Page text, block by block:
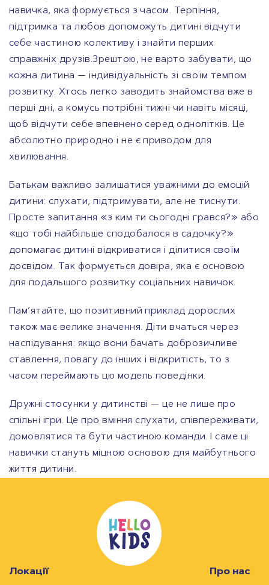
навичка, яка формується з часом. Терпіння,
підтримка та любов допоможуть дитині відчути
себе частиною колективу і знайти перших
справжніх друзів.Зрештою, не варто забувати, що
кожна дитина — індивідуальність зі своїм темпом
розвитку. Хтось легко заводить знайомства вже в
перші дні, а комусь потрібні тижні чи навіть місяці,
щоб відчути себе впевнено серед однолітків. Це
абсолютно природно і не є приводом для
хвилювання.
Батькам важливо залишатися уважними до емоцій
дитини: слухати, підтримувати, але не тиснути.
Просте запитання «з ким ти сьогодні грався?» або
«що тобі найбільше сподобалося в садочку?»
допомагає дитині відкриватися і ділитися своїм
досвідом. Так формується довіра, яка є основою
для подальшого розвитку соціальних навичок.
Пам’ятайте, що позитивний приклад дорослих
також має велике значення. Діти вчаться через
наслідування: якщо вони бачать доброзичливе
ставлення, повагу до інших і відкритість, то з
часом переймають цю модель поведінки.
Дружні стосунки у дитинстві — це не лише про
спільні ігри. Це про вміння слухати, співпереживати,
домовлятися та бути частиною команди. І саме ці
навички стануть міцною основою для майбутнього
життя дитини.
Локації Про нас